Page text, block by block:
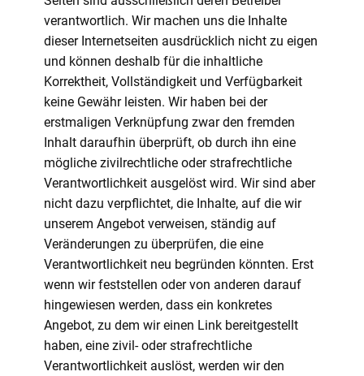
verantwortlich. Wir machen uns die Inhalte
dieser Internetseiten ausdrücklich nicht zu eigen
und können deshalb für die inhaltliche
Korrektheit, Vollständigkeit und Verfügbarkeit
keine Gewähr leisten. Wir haben bei der
erstmaligen Verknüpfung zwar den fremden
Inhalt daraufhin überprüft, ob durch ihn eine
mögliche zivilrechtliche oder strafrechtliche
Verantwortlichkeit ausgelöst wird. Wir sind aber
nicht dazu verpflichtet, die Inhalte, auf die wir
unserem Angebot verweisen, ständig auf
Veränderungen zu überprüfen, die eine
Verantwortlichkeit neu begründen könnten. Erst
wenn wir feststellen oder von anderen darauf
hingewiesen werden, dass ein konkretes
Angebot, zu dem wir einen Link bereitgestellt
haben, eine zivil- oder strafrechtliche
Verantwortlichkeit auslöst, werden wir den